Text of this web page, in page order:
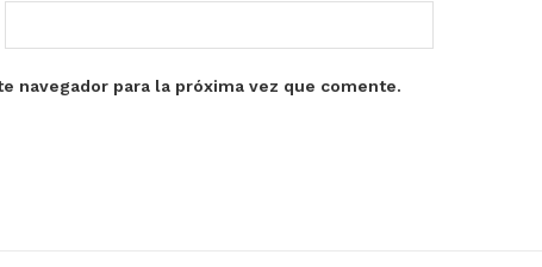
navegador para la próxima vez que comente.